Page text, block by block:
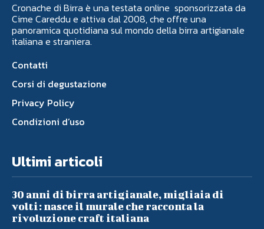
Cronache di Birra è una testata online sponsorizzata da
Cime Careddu e attiva dal 2008, che offre una
panoramica quotidiana sul mondo della birra artigianale
italiana e straniera.
Contatti
Corsi di degustazione
Privacy Policy
Condizioni d’uso
Ultimi articoli
30 anni di birra artigianale, migliaia di
volti: nasce il murale che racconta la
rivoluzione craft italiana